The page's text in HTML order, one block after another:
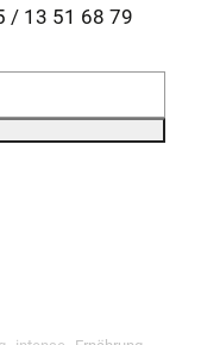
/ 13 51 68 79